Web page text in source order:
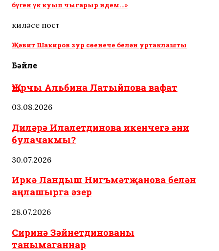
бүген үк куып чыгарыр идем…»
киләсе пост
Җәвит Шакиров зур сөенече белән уртаклашты
Бәйле
Җырчы Альбина Латыйпова вафат
03.08.2026
Диләрә Илалетдинова икенчегә әни
булачакмы?
30.07.2026
Иркә Ландыш Нигъмәтҗанова белән
аңлашырга әзер
28.07.2026
Сиринә Зәйнетдинованы
танымаганнар